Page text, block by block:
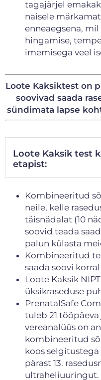
tagajärjel
naisele
enneaegsena,
hingamise,
imemisega veel
Loote Kaksiktest on
soovivad saada
sündimata lapse
Loote Kaksik test
etapist:
Kombineeritud
neile, kelle
täisnädalat (10
soovid teada
palun külasta
Kombineeritud
saada soovi
Loote Kaksik
üksikraseduse
PrenatalSafe
tuleb 21
vereanalüüs on
kombineeritud
koos
pärast 13.
ultraheliuuringut.